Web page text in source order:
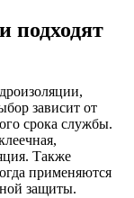
подходят
зависит от
срока службы.
Также
применяются
защиты.